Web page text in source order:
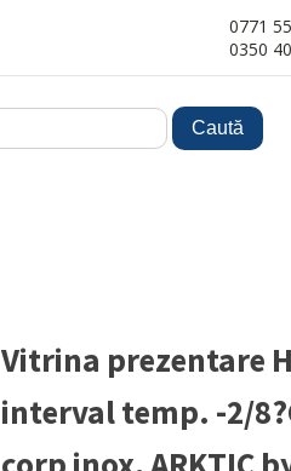
0771
0350
Vitrina prezentare
interval temp. -2/